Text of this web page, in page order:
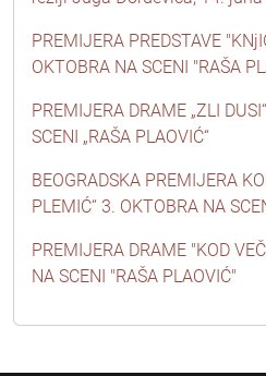
PREMIJERA PREDSTAVE
OKTOBRA NA SCENI "RAŠA
PREMIJERA DRAME „ZLI
SCENI „RAŠA PLAOVIĆ“
BEOGRADSKA PREMIJERA
PLEMIĆ“ 3. OKTOBRA NA
PREMIJERA DRAME "KOD
NA SCENI "RAŠA PLAOVIĆ"